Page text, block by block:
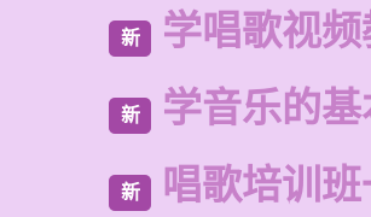
新 学唱歌视
新 学音乐的
新 唱歌培训